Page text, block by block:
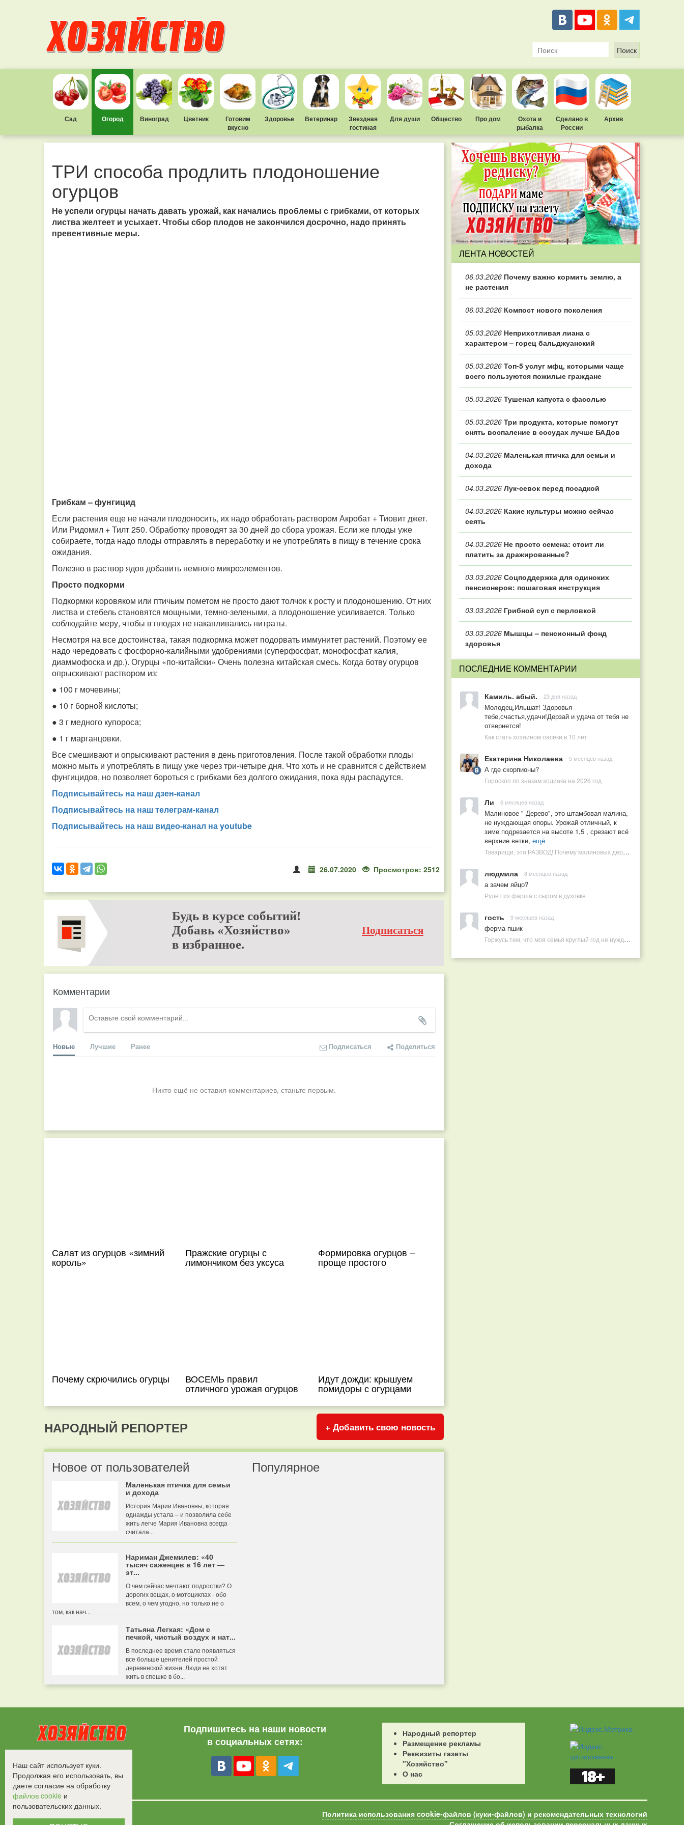
Сад Огород Виноград Цветник
Готовим
вкусно
Здоровье Ветеринар
Звездная
гостиная
Для души Общество Про дом
Охота и
рыбалка
Сделано в
России
Архив
ТРИ способа продлить плодоношение
огурцов
Не успели огурцы начать давать урожай, как начались проблемы с грибками, от которых
листва желтеет и усыхает. Чтобы сбор плодов не закончился досрочно, надо принять
превентивные меры.
Грибкам – фунгицид
Если растения еще не начали плодоносить, их надо обработать раствором Акробат + Тиовит джет.
Или Ридомил + Тилт 250. Обработку проводят за 30 дней до сбора урожая. Если же плоды уже
собираете, тогда надо плоды отправлять в переработку и не употреблять в пищу в течение срока
ожидания.
Полезно в раствор ядов добавить немного микроэлементов.
Просто подкорми
Подкормки коровяком или птичьим пометом не просто дают толчок к росту и плодоношению. От них
листва и стебель становятся мощными, темно-зелеными, а плодоношение усиливается. Только
соблюдайте меру, чтобы в плодах не накапливались нитраты.
Несмотря на все достоинства, такая подкормка может подорвать иммунитет растений. Поэтому ее
надо чередовать с фосфорно-калийными удобрениями (суперфосфат, монофосфат калия,
диаммофоска и др.). Огурцы «по-китайски» Очень полезна китайская смесь. Когда ботву огурцов
опрыскивают раствором из:
● 100 г мочевины;
● 10 г борной кислоты;
● 3 г медного купороса;
● 1 г марганцовки.
Все смешивают и опрыскивают растения в день приготовления. После такой обработки плоды
можно мыть и употреблять в пищу уже через три-четыре дня. Что хоть и не сравнится с действием
фунгицидов, но позволяет бороться с грибками без долгого ожидания, пока яды распадутся.
Подписывайтесь на наш дзен-канал
Подписывайтесь на наш телеграм-канал
Подписывайтесь на наш видео-канал на youtube
26.07.2020 Просмотров: 2512
Будь в курсе событий!
Добавь «Хозяйство»
в избранное.
Подписаться
Комментарии
Новые Лучшие Ранее Подписаться Поделиться
Никто ещё не оставил комментариев, станьте первым.
Салат из огурцов «зимний
король»
Пражские огурцы с
лимончиком без уксуса
Формировка огурцов –
проще простого
Почему скрючились огурцы ВОСЕМЬ правил
отличного урожая огурцов
Идут дожди: крышуем
помидоры с огурцами
НАРОДНЫЙ РЕПОРТЕР + Добавить свою новость
Новое от пользователей
Маленькая птичка для семьи
и дохода
История Марии Ивановны, которая
однажды устала – и позволила себе
жить легче Мария Ивановна всегда
считала...
Нариман Джемилев: «40
тысяч саженцев в 16 лет —
эт...
О чем сейчас мечтают подростки? О
дорогих вещах, о мотоциклах - обо
всем, о чем угодно, но только не о
том, как нач...
Татьяна Легкая: «Дом с
печкой, чистый воздух и нат...
В последнее время стало появляться
все больше ценителей простой
деревенской жизни. Люди не хотят
жить в спешке в бо...
Популярное
ЛЕНТА НОВОСТЕЙ
06.03.2026 Почему важно кормить землю, а
не растения
06.03.2026 Компост нового поколения
05.03.2026 Неприхотливая лиана с
характером – горец бальджуанский
05.03.2026 Топ‑5 услуг мфц, которыми чаще
всего пользуются пожилые граждане
05.03.2026 Тушеная капуста с фасолью
05.03.2026 Три продукта, которые помогут
снять воспаление в сосудах лучше БАДов
04.03.2026 Маленькая птичка для семьи и
дохода
04.03.2026 Лук-севок перед посадкой
04.03.2026 Какие культуры можно сейчас
сеять
04.03.2026 Не просто семена: стоит ли
платить за дражированные?
03.03.2026 Соцподдержка для одиноких
пенсионеров: пошаговая инструкция
03.03.2026 Грибной суп с перловкой
03.03.2026 Мышцы – пенсионный фонд
здоровья
ПОСЛЕДНИЕ КОММЕНТАРИИ
Камиль. абый. 23 дня назад
Молодец,Ильшат! Здоровья
тебе,счастья,удачи!Дерзай и удача от тебя не
отвернется!
Как стать хозяином пасеки в 10 лет
Екатерина Николаева 5 месяцев назад
А где скорпионы?
Гороскоп по знакам зодиака на 2026 год
Ли 6 месяцев назад
Малиновое " Дерево", это штамбовая малина,
не нуждающая опоры. Урожай отличный, к
зиме подрезается на высоте 1,5 , срезают всё
верхние ветки, ещё
Товарищи, это РАЗВОД! Почему малиновых деревьев не бывает, или Как ушлые продавцы наживаются на мечтах садоводов
людмила 8 месяцев назад
а зачем яйцо?
Рулет из фарша с сыром в духовке
гость 9 месяцев назад
ферма пшик
Горжусь тем, что моя семья круглый год не нуждается в покупных витаминах
Все права защищены.
©2008-2017 - "Хозяйство"
Подпишитесь на наши новости
в социальных сетях:
Народный репортер
Размещение рекламы
Реквизиты газеты
"Хозяйство"
О нас
Политика использования cookie-файлов (куки-файлов) и рекомендательных технологий
Наш сайт использует куки.
Продолжая его использовать, вы
даете согласие на обработку
файлов cookie и
пользовательских данных.